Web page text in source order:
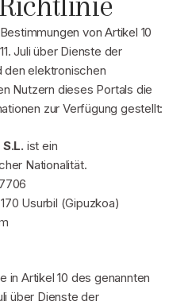
von Artikel 10
Juli über Dienste der
den elektronischen
Nutzern dieses Portals die
zur Verfügung gestellt:
ist ein
Nationalität.
Usurbil (Gipuzkoa)
in Artikel 10 des genannten
über Dienste der